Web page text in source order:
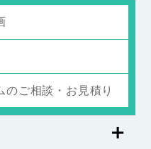
のご相談・お見積り